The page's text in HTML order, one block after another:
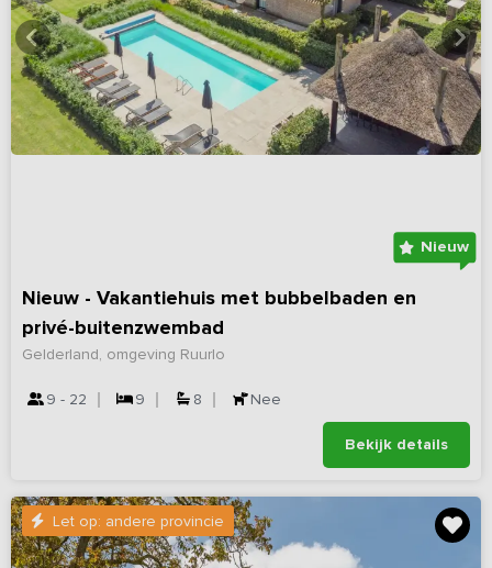
Nieuw
Nieuw - Vakantiehuis met bubbelbaden en
privé-buitenzwembad
Gelderland, omgeving Ruurlo
9 - 22 9 8 Nee
Bekijk details
Let op: andere provincie